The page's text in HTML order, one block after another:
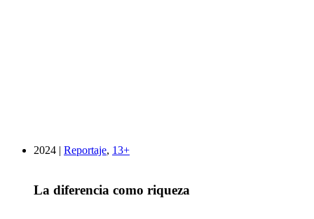
2024 | Reportaje, 13+
La diferencia como riqueza